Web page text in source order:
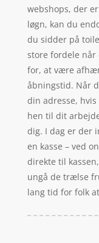
webshops, der
løgn, kan du
du sidder på
store fordele
for, at være
åbningstid. Når
din adresse,
hen til dit
dig. I dag er der
en kasse – ved
direkte til
ungå de trælse
lang tid for folk